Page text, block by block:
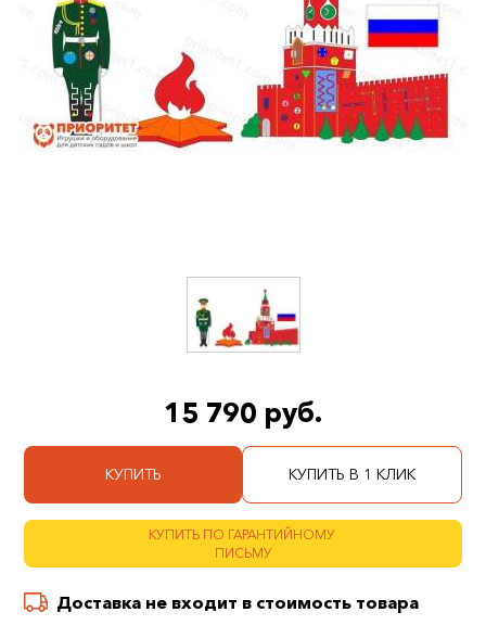
15 790 руб.
КУПИТЬ КУПИТЬ В 1 КЛИК
КУПИТЬ ПО ГАРАНТИЙНОМУ
ПИСЬМУ
Доставка не входит в стоимость товара